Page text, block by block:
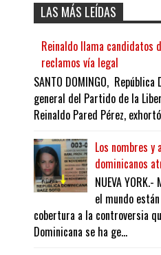
LAS MÁS LEÍDAS
Reinaldo llama candidatos
reclamos vía legal
SANTO DOMINGO,
general del Partido de la
Reinaldo Pared Pérez,
Los nombres
dominicanos
NUEVA
el mundo
cobertura a la controversia
Dominicana se ha ge...